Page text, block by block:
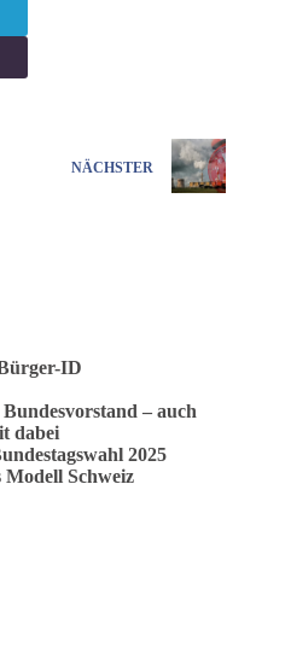
NÄCHSTER
ID
– auch
dabei
2025
Schweiz